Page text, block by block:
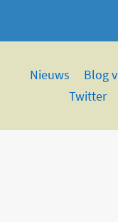
Nieuws Blog
Twitter